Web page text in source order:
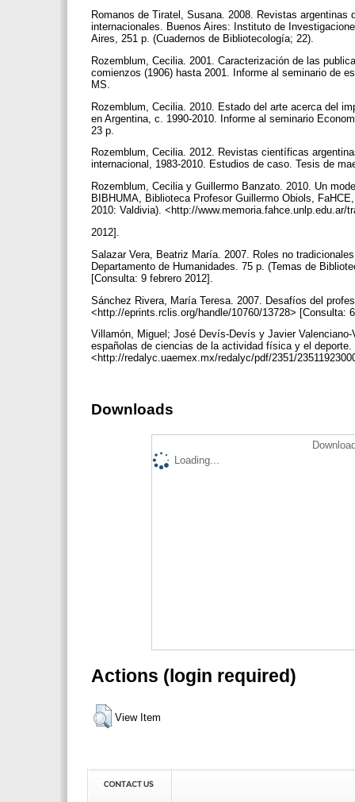
Romanos de Tiratel, Susana. 2008. Revistas
internacionales. Buenos Aires: Instituto de
Aires, 251 p. (Cuadernos de Bibliotecología; 22).
Rozemblum, Cecilia. 2001. Caracterización de las
comienzos (1906) hasta 2001. Informe al seminario de
MS.
Rozemblum, Cecilia. 2010. Estado del arte acerca del
en Argentina, c. 1990-2010. Informe al seminario
23 p.
Rozemblum, Cecilia. 2012. Revistas científicas
internacional, 1983-2010. Estudios de caso. Tesis de
Rozemblum, Cecilia y Guillermo Banzato. 2010. Un
BIBHUMA, Biblioteca Profesor Guillermo Obiols,
2010: Valdivia). <http://
2012].
Salazar Vera, Beatriz María. 2007. Roles no
Departamento de Humanidades. 75 p. (Temas de
[Consulta: 9 febrero 2012].
Sánchez Rivera, María Teresa. 2007. Desafíos del
<http://eprints.rclis.org/handle/10760/13728> [Consulta:
Villamón, Miguel; José Devís-Devís y Javier
españolas de ciencias de la actividad física y el
<http://redalyc.uaemex.mx/redalyc/pdf/2351/
Downloads
Loading...
Actions (login required)
View Item